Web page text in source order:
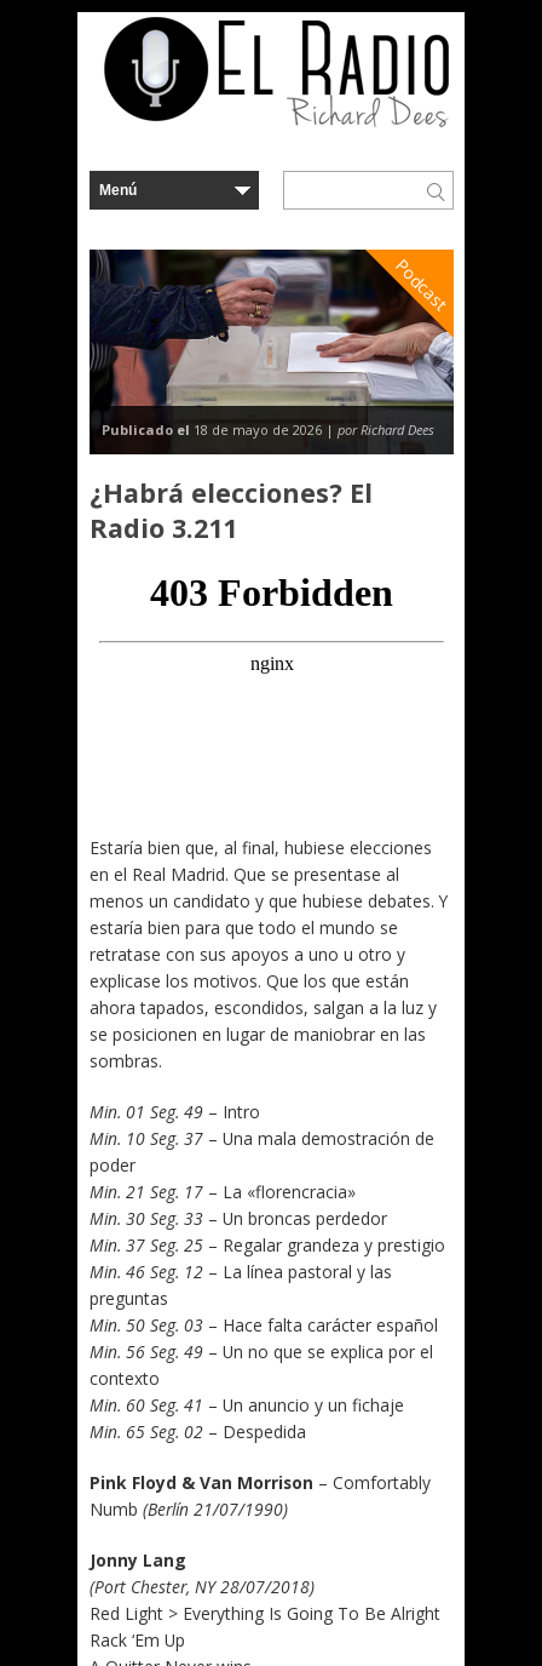
Podcast
Publicado el 18 de mayo de 2026 | por Richard Dees
¿Habrá elecciones? El
Radio 3.211
Estaría bien que, al final, hubiese elecciones
en el Real Madrid. Que se presentase al
menos un candidato y que hubiese debates. Y
estaría bien para que todo el mundo se
retratase con sus apoyos a uno u otro y
explicase los motivos. Que los que están
ahora tapados, escondidos, salgan a la luz y
se posicionen en lugar de maniobrar en las
sombras.
Min. 01 Seg. 49 – Intro
Min. 10 Seg. 37 – Una mala demostración de
poder
Min. 21 Seg. 17 – La «florencracia»
Min. 30 Seg. 33 – Un broncas perdedor
Min. 37 Seg. 25 – Regalar grandeza y prestigio
Min. 46 Seg. 12 – La línea pastoral y las
preguntas
Min. 50 Seg. 03 – Hace falta carácter español
Min. 56 Seg. 49 – Un no que se explica por el
contexto
Min. 60 Seg. 41 – Un anuncio y un fichaje
Min. 65 Seg. 02 – Despedida
Pink Floyd & Van Morrison – Comfortably
Numb (Berlín 21/07/1990)
Jonny Lang
(Port Chester, NY 28/07/2018)
Red Light > Everything Is Going To Be Alright
Rack ‘Em Up